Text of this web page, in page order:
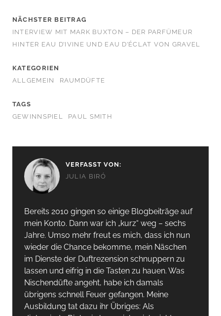
NÄCHSTER BEITRAG
INTERVIEW MIT MARK BUXTON – DER PARFÜMEUR
HINTER EAU D’IVINE UND EAU D’ÉCLAT VON GRAVEL
KATEGORIEN
ALLGEMEIN
RAUMDÜFTE
TAGS
GEWINNSPIEL
PAUL SMITH
VERFASST VON:
JULIA BIRÓ
Bereits 2010 gingen so einige Blogbeiträge auf
mein Konto. Dann war ich „kurz“ weg – sechs
Jahre. Umso mehr freut es mich, dass ich nun
wieder die Chance bekomme, mein Näschen
im Dienste der Duftrezension schnuppern zu
lassen und eifrig in die Tasten zu hauen. Was
Nischendüfte angeht, habe ich damals
übrigens schnell Feuer gefangen. Meine
Ausbildung tat dazu ihr Übriges: Als